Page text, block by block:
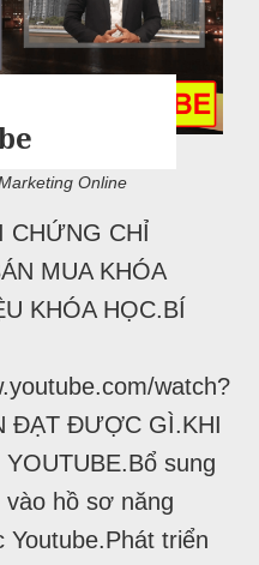
Online
CHỨNG CHỈ
MUA KHÓA
KHÓA HỌC.BÍ
watch?
ĐẠT ĐƯỢC GÌ.KHI
sung
vào hồ sơ năng
Youtube.Phát triển